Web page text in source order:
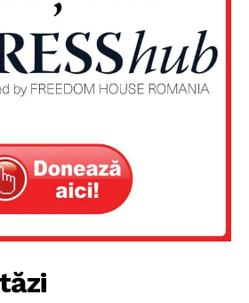
proiect